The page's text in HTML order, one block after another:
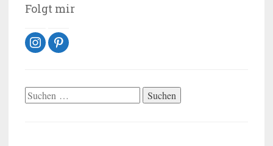
Folgt mir
instagram
pinterest
Suchen